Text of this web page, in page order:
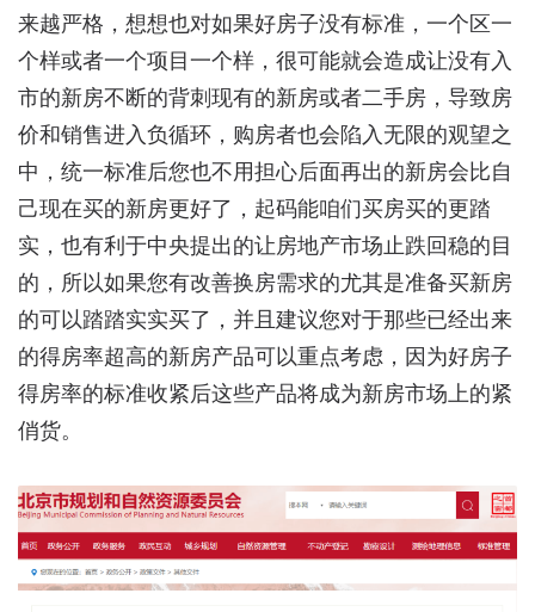
来越严格，想想也对如果好房子没有标准，一个区一
个样或者一个项目一个样，很可能就会造成让没有入
市的新房不断的背刺现有的新房或者二手房，导致房
价和销售进入负循环，购房者也会陷入无限的观望之
中，统一标准后您也不用担心后面再出的新房会比自
己现在买的新房更好了，起码能咱们买房买的更踏
实，也有利于中央提出的让房地产市场止跌回稳的目
的，所以如果您有改善换房需求的尤其是准备买新房
的可以踏踏实实买了，并且建议您对于那些已经出来
的得房率超高的新房产品可以重点考虑，因为好房子
得房率的标准收紧后这些产品将成为新房市场上的紧
俏货。